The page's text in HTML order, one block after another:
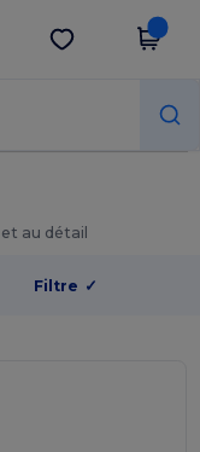
Obtenir l'appli
au détail
Filtre ✓